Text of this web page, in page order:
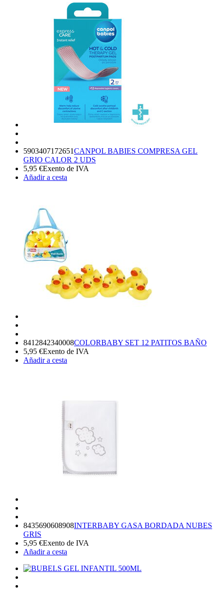
5903407172651CANPOL BABIES COMPRESA GEL
GRIO CALOR 2 UDS
5,95 €Exento de IVA
Añadir a cesta
8412842340008COLORBABY SET 12 PATITOS BAÑO
5,95 €Exento de IVA
Añadir a cesta
8435690608908INTERBABY GASA BORDADA NUBES
GRIS
5,95 €Exento de IVA
Añadir a cesta